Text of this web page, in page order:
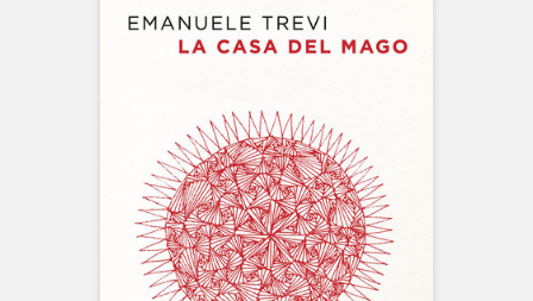
CATALOGO
EVENTI
NEWS
CONTATTI